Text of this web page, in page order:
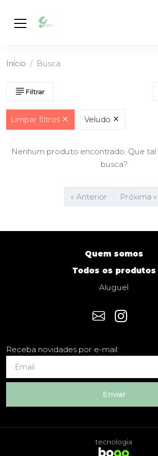
Início Busca
Filtrar
Limpar filtros Veludo
Nenhum produto encontrado. Que tal
busca?
« Anterior Próxima »
Quem somos
Todos os produtos
Aluguel
Receba novidades por e-mail:
Enviar
tecnologia